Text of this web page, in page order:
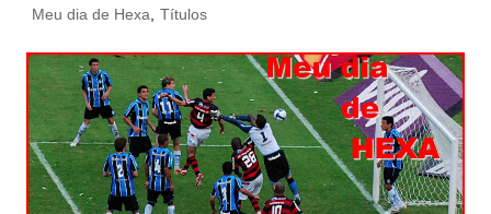
Meu dia de Hexa
Títulos